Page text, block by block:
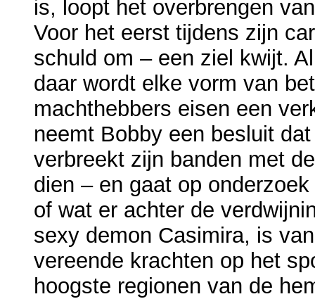
is, loopt het overbrengen
Voor het eerst tijdens zijn
schuld om – een ziel kwijt.
daar wordt elke vorm van
machthebbers eisen een
neemt Bobby een besluit
verbreekt zijn banden met
dien – en gaat op
of wat er achter de
sexy demon Casimira, is
vereende krachten op het
hoogste regionen van de